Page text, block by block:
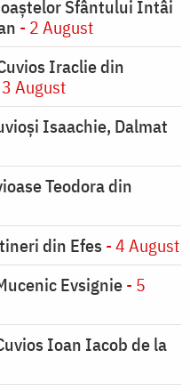
Sfântului Întâi
- 2 August
Iraclie din
August
Isaachie, Dalmat
Teodora din
din Efes - 4 August
Evsignie- 5
Ioan Iacob de la